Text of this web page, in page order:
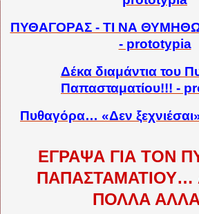
ΠΥΘΑΓΟΡΑΣ - ΤΙ ΝΑ
- prototypia
Δέκα διαμάντια του
Παπασταματίου!!! -
Πυθαγόρα… «Δεν
ΕΓΡΑΨΑ ΓΙΑ ΤΟΝ
ΠΑΠΑΣΤΑΜΑΤΙΟΥ…
ΠΟΛΛΑ